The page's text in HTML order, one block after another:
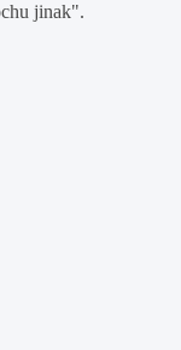
jinak".